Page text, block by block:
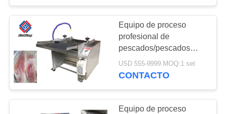
POR
LA
FÁBRICA
CONTROL
DE
CALIDAD
máquina para cortar
carne
Equipo de proceso
profesional de
pescados/pescados
industriales que pelan la
máquina
USD 555-9999 MOQ:1 set
CONTACTO
Equipo de proceso